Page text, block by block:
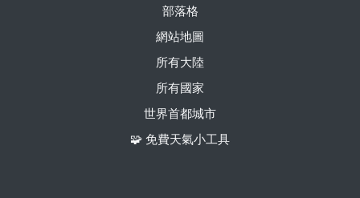
部落格
網站地圖
所有大陸
所有國家
世界首都城市
🧩 免費天氣小工具